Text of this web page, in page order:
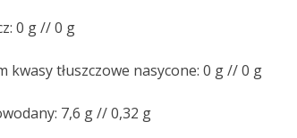
0 g // 0 g
kwasy tłuszczowe nasycone: 0 g // 0 g
7,6 g // 0,32 g